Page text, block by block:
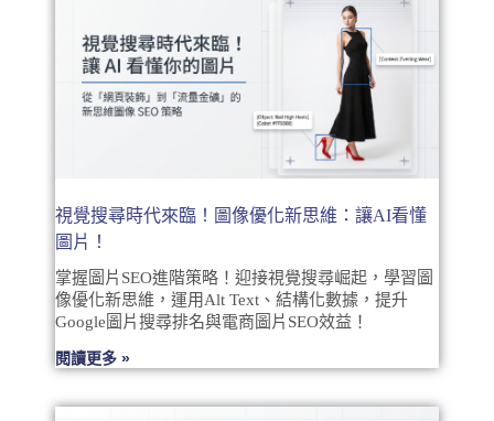
視覺搜尋時代來臨！圖像優化新思維：讓AI看懂
圖片！
掌握圖片SEO進階策略！迎接視覺搜尋崛起，學習圖
像優化新思維，運用Alt Text、結構化數據，提升
Google圖片搜尋排名與電商圖片SEO效益！
閱讀更多 »